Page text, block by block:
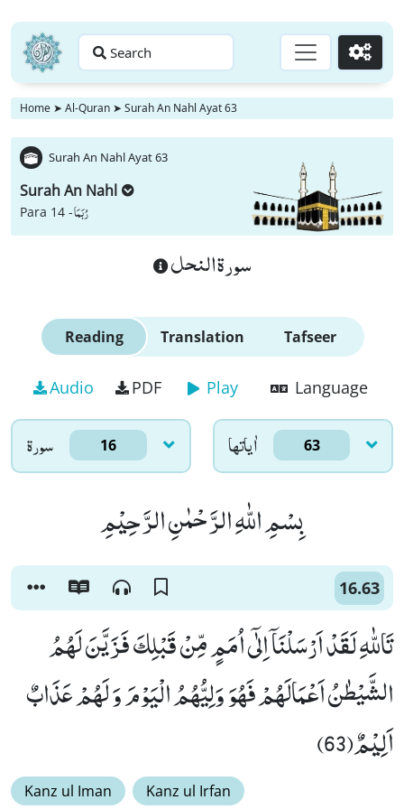
Search Go
Home ➤ Al-Quran ➤ Surah An Nahl Ayat 63
Surah An Nahl Ayat 63
Surah An Nahl
Para 14 -رُبَمَا
سورة النحل
Reading Translation Tafseer
Audio PDF Play Language
سورۃ 16 اٰياتها 63
بِسْمِ اللّٰهِ الرَّحْمٰنِ الرَّحِیْمِ
16.63
تَاللّٰهِ لَقَدْ اَرْسَلْنَاۤ اِلٰۤى اُمَمٍ مِّنْ قَبْلِكَ فَزَیَّنَ لَهُمُ
الشَّیْطٰنُ اَعْمَالَهُمْ فَهُوَ وَلِیُّهُمُ الْیَوْمَ وَ لَهُمْ عَذَابٌ
اَلِیْمٌ(63)
Kanz ul Iman Kanz ul Irfan